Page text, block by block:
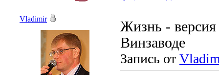
Жизнь -
Винзаводе
Запись от
Vladimir